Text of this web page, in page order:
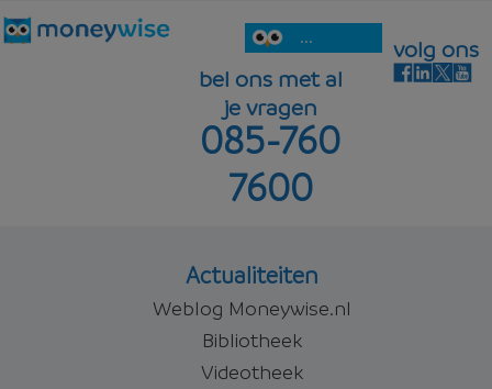
...
bel ons met al
je vragen
085-760
7600
volg ons
Actualiteiten
Weblog Moneywise.nl
Bibliotheek
Videotheek